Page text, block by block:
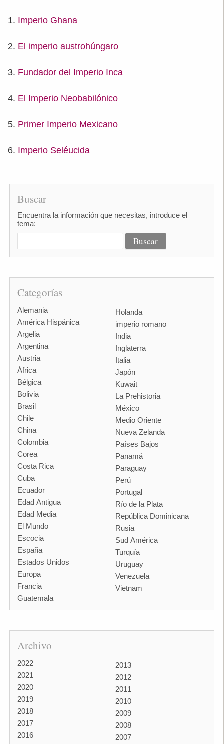
Imperio Ghana
El imperio austrohúngaro
Fundador del Imperio Inca
El Imperio Neobabilónico
Primer Imperio Mexicano
Imperio Seléucida
Buscar
Encuentra la información que necesitas, introduce el
tema:
Categorías
Alemania
América Hispánica
Argelia
Argentina
Austria
África
Bélgica
Bolivia
Brasil
Chile
China
Colombia
Corea
Costa Rica
Cuba
Ecuador
Edad Antigua
Edad Media
El Mundo
Escocia
España
Estados Unidos
Europa
Francia
Guatemala
Holanda
imperio romano
India
Inglaterra
Italia
Japón
Kuwait
La Prehistoria
México
Medio Oriente
Nueva Zelanda
Países Bajos
Panamá
Paraguay
Perú
Portugal
Río de la Plata
República Dominicana
Rusia
Sud América
Turquía
Uruguay
Venezuela
Vietnam
Archivo
2022
2021
2020
2019
2018
2017
2016
2013
2012
2011
2010
2009
2008
2007